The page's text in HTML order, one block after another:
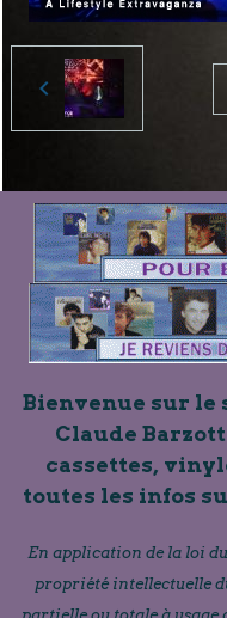
Bienvenue sur le
Claude
cassettes,
toutes les infos
En application de la loi du
propriété intellectuelle